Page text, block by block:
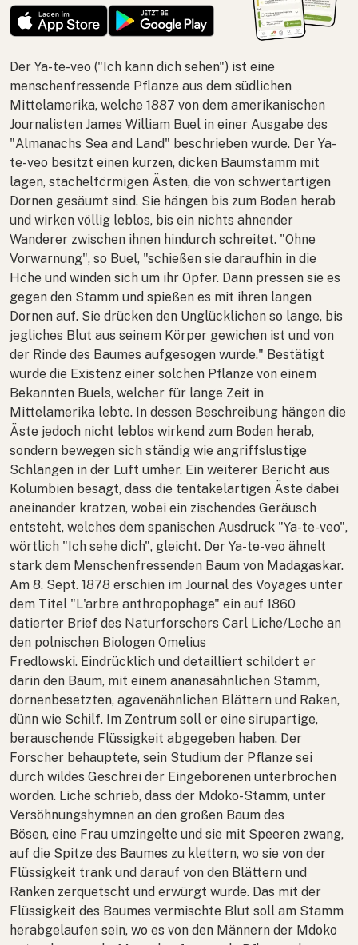
Der Ya-te-veo ("Ich kann dich sehen") ist eine
menschenfressende Pflanze aus dem südlichen
Mittelamerika, welche 1887 von dem amerikanischen
Journalisten James William Buel in einer Ausgabe des
"Almanachs Sea and Land" beschrieben wurde. Der Ya-
te-veo besitzt einen kurzen, dicken Baumstamm mit
lagen, stachelförmigen Ästen, die von schwertartigen
Dornen gesäumt sind. Sie hängen bis zum Boden herab
und wirken völlig leblos, bis ein nichts ahnender
Wanderer zwischen ihnen hindurch schreitet. "Ohne
Vorwarnung", so Buel, "schießen sie daraufhin in die
Höhe und winden sich um ihr Opfer. Dann pressen sie es
gegen den Stamm und spießen es mit ihren langen
Dornen auf. Sie drücken den Unglücklichen so lange, bis
jegliches Blut aus seinem Körper gewichen ist und von
der Rinde des Baumes aufgesogen wurde." Bestätigt
wurde die Existenz einer solchen Pflanze von einem
Bekannten Buels, welcher für lange Zeit in
Mittelamerika lebte. In dessen Beschreibung hängen die
Äste jedoch nicht leblos wirkend zum Boden herab,
sondern bewegen sich ständig wie angriffslustige
Schlangen in der Luft umher. Ein weiterer Bericht aus
Kolumbien besagt, dass die tentakelartigen Äste dabei
aneinander kratzen, wobei ein zischendes Geräusch
entsteht, welches dem spanischen Ausdruck "Ya-te-veo",
wörtlich "Ich sehe dich", gleicht. Der Ya-te-veo ähnelt
stark dem Menschenfressenden Baum von Madagaskar.
Am 8. Sept. 1878 erschien im Journal des Voyages unter
dem Titel "L'arbre anthropophage" ein auf 1860
datierter Brief des Naturforschers Carl Liche/Leche an
den polnischen Biologen Omelius
Fredlowski. Eindrücklich und detailliert schildert er
darin den Baum, mit einem ananasähnlichen Stamm,
dornenbesetzten, agavenähnlichen Blättern und Raken,
dünn wie Schilf. Im Zentrum soll er eine sirupartige,
berauschende Flüssigkeit abgegeben haben. Der
Forscher behauptete, sein Studium der Pflanze sei
durch wildes Geschrei der Eingeborenen unterbrochen
worden. Liche schrieb, dass der Mdoko-Stamm, unter
Versöhnungshymnen an den großen Baum des
Bösen, eine Frau umzingelte und sie mit Speeren zwang,
auf die Spitze des Baumes zu klettern, wo sie von der
Flüssigkeit trank und darauf von den Blättern und
Ranken zerquetscht und erwürgt wurde. Das mit der
Flüssigkeit des Baumes vermischte Blut soll am Stamm
herabgelaufen sein, wo es von den Männern der Mdoko